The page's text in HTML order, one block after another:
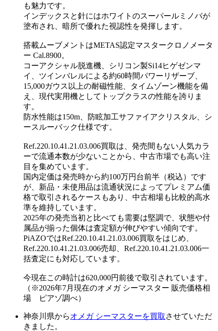
も魅力です。
インデックスと針にはホワイトのスーパールミノバが
塗布され、暗所で優れた視認性を発揮します。
搭載ムーブメントはMETAS認定マスタークロノメータ
ー Cal.8900。
コーアクシャル脱進機、シリコン製Si14ヒゲゼンマ
イ、ツインバレルによる約60時間パワーリザーブ、
15,000ガウス以上の耐磁性能、タイムゾーン機能を備
え、現代実用機としてトップクラスの性能を誇りま
す。
防水性能は150m、防眩加工サファイアクリスタル、シ
ースルーバック仕様です。
Ref.220.10.41.21.03.006買取は、発売間もない人気カラ
ーで流通本数が少ないことから、中古市場でも高い注
目を集めています。
国内定価は発売時から約100万円台前半（税込）です
が、新品・未使用品は流通状況によってプレミアム価
格で取引されるケースもあり、中古相場も比較的高水
準を維持しています。
2025年の発売当初と比べても需要は堅調で、状態や付
属品が揃った個体は査定額が伸びやすい傾向です。
PiAZOではRef.220.10.41.21.03.006買取をはじめ、
Ref.220.10.41.21.03.006売却、Ref.220.10.41.21.03.006一
括査定にも対応しています。
今現在この時計は620,000円前後で取引されています。
（※2026年7月現在のオメガ シーマスター 販売価格相
場 ピアゾ調べ）
神奈川県からオメガ シーマスターを買取 させていただ
きました。